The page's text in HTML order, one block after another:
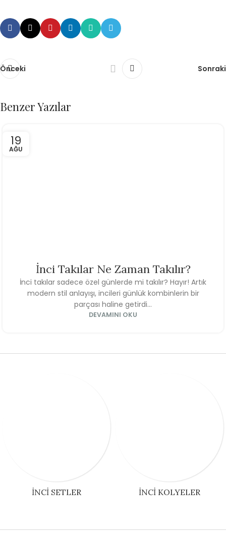
Önceki Sonraki
Benzer Yazılar
19
AĞU
İnci Takılar Ne Zaman Takılır?
İnci takılar sadece özel günlerde mi takılır? Hayır! Artık
modern stil anlayışı, incileri günlük kombinlerin bir
parçası haline getirdi...
DEVAMINI OKU
İNCI SETLER İNCI KOLYELER